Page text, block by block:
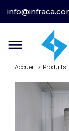
dehaze
Accueil Produits